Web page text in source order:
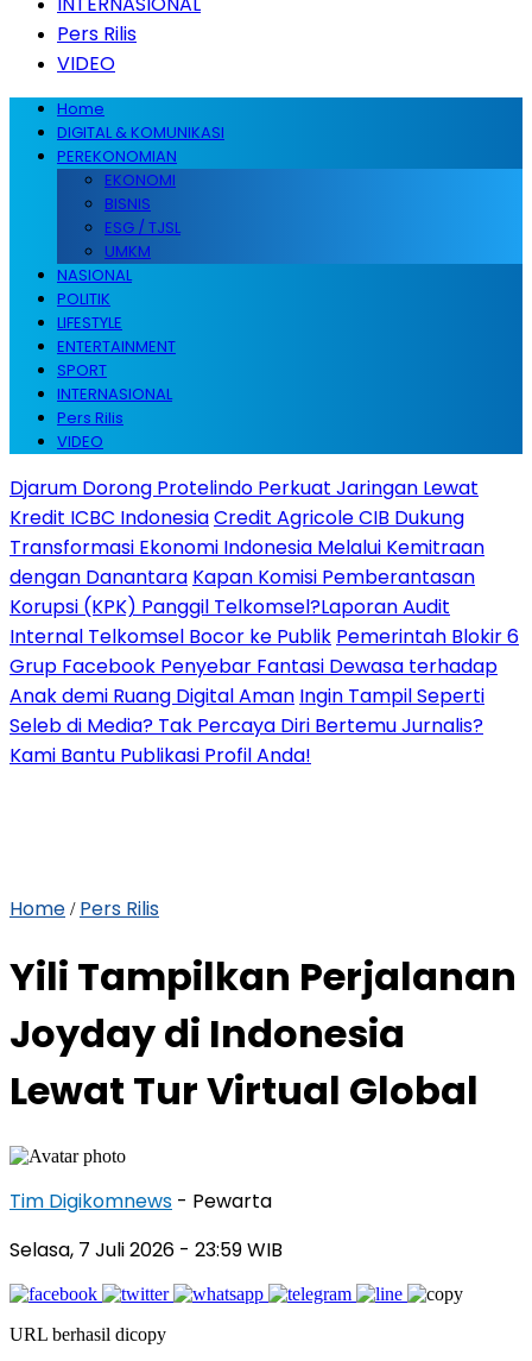
Pers Rilis
VIDEO
Home
DIGITAL & KOMUNIKASI
PEREKONOMIAN
EKONOMI
BISNIS
ESG / TJSL
UMKM
NASIONAL
POLITIK
LIFESTYLE
ENTERTAINMENT
SPORT
INTERNASIONAL
Pers Rilis
VIDEO
Djarum Dorong Protelindo Perkuat Jaringan Lewat
Kredit ICBC IndonesiaCredit Agricole CIB Dukung
Transformasi Ekonomi Indonesia Melalui Kemitraan
dengan Danantara Kapan Komisi Pemberantasan
Korupsi (KPK) Panggil Telkomsel?Laporan Audit
Internal Telkomsel Bocor ke Publik Pemerintah Blokir 6
Grup Facebook Penyebar Fantasi Dewasa terhadap
Anak demi Ruang Digital Aman Ingin Tampil Seperti
Seleb di Media? Tak Percaya Diri Bertemu Jurnalis?
Kami Bantu Publikasi Profil Anda!
Home / Pers Rilis
Yili Tampilkan Perjalanan
Joyday di Indonesia
Lewat Tur Virtual Global
Tim Digikomnews - Pewarta
Selasa, 7 Juli 2026 - 23:59 WIB
URL berhasil dicopy